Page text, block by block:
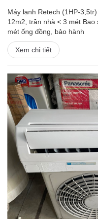
Máy lạnh Retech (1HP-
12m2, trần nhà < 3 mét
mét ống đồng, bảo hành
Xem chi tiết